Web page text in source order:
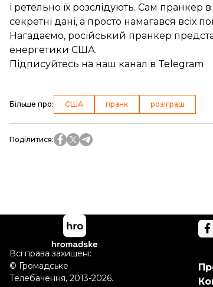
і ретельно їх розслідують. Сам пранкер
секретні дані, а просто намагався всіх
Нагадаємо, російський пранкер
енергетики США.
Підписуйтесь на наш канал в Telegram
Більше про: США пранк розіграш
Поділитися:
Всі права захищені:
© Громадське
Телебачення, 2013-2026.